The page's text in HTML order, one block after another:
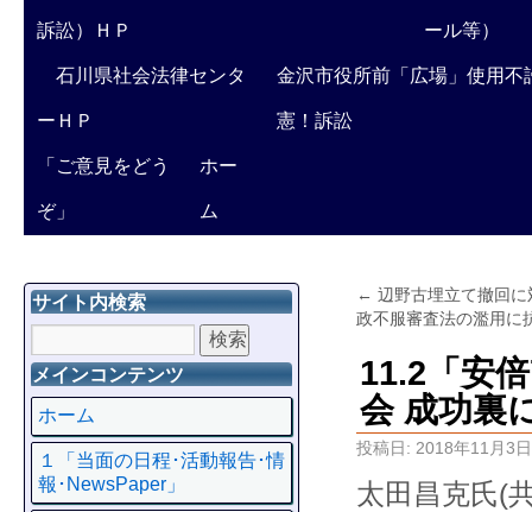
訴訟）ＨＰ ール等）
石川県社会法律センタ
ーＨＰ
金沢市役所前「広場」使用不
憲！訴訟
「ご意見をどう
ぞ」
ホー
ム
← 辺野古埋立て撤回
政不服審査法の濫用に
11.2「安
会 成功裏
投稿日: 2018年11月3日
太田昌克氏(
サイト内検索
メインコンテンツ
ホーム
１「当面の日程･活動報告･情
報･NewsPaper」